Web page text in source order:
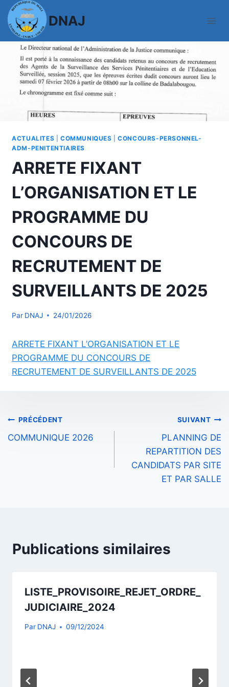
Aller
au
contenu
DNAJ
ACTUALITES COMMUNIQUES |CONCOURS-PERSONNEL-
ADM-PENITENTIAIRES
ARRETE FIXANT
L’ORGANISATION ET LE
PROGRAMME DU
CONCOURS DE
RECRUTEMENT DE
SURVEILLANTS DE 2025
Par DNAJ 24/01/2026
ARRETE FIXANT L’ORGANISATION ET LE
PROGRAMME DU CONCOURS DE
RECRUTEMENT DE SURVEILLANTS DE 2025
Navigation
de
PRÉCÉDENT
COMMUNIQUE 2026
SUIVANT
PLANNING DE
REPARTITION DES
CANDIDATS PAR SITE
ET PAR SALLE
Publications similaires
LISTE_PROVISOIRE_REJET_ORDRE_
JUDICIAIRE_2024
Par DNAJ 09/12/2024